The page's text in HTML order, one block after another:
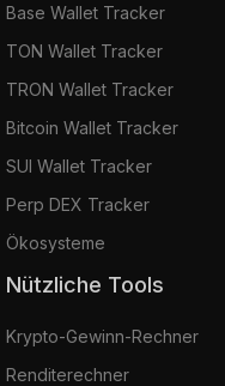
Base Wallet Tracker
TON Wallet Tracker
TRON Wallet Tracker
Bitcoin Wallet Tracker
SUI Wallet Tracker
Perp DEX Tracker
Ökosysteme
Nützliche Tools
Krypto-Gewinn-Rechner
Renditerechner